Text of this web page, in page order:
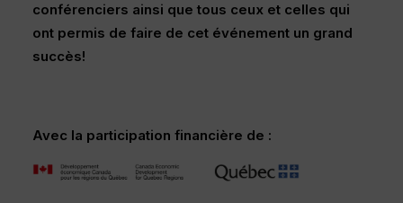
conférenciers ainsi que tous ceux et celles qui
ont permis de faire de cet événement un grand
succès!
Avec la participation financière de :